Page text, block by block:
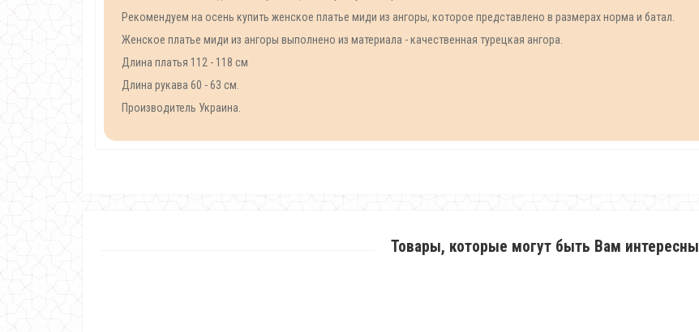
Рекомендуем на осень купить женское платье миди из ангоры, которое представлено в размерах норма и батал.
Женское платье миди из ангоры выполнено из материала - качественная турецкая ангора.
Длина платья 112 - 118 см
Длина рукава 60 - 63 см.
Производитель Украина.
Товары, которые могут быть Вам интересны